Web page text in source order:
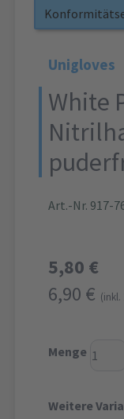
Unigloves
White
Art.-Nr. 917-
5,80 €
6,90 € (inkl.
Menge
Weitere